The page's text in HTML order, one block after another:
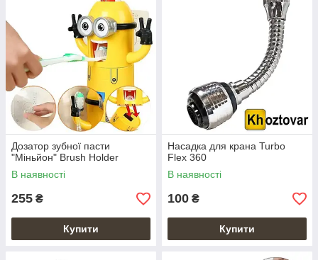
Дозатор зубної пасти
"Міньйон" Brush Holder
В наявності
255 ₴
Купити
Насадка для крана Turbo
Flex 360
В наявності
100 ₴
Купити